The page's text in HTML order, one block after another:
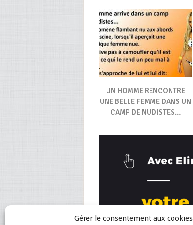
Gérer le consentement aux cookies
UN HOMME RENCONTRE
UNE BELLE FEMME DANS UN
CAMP DE NUDISTES…